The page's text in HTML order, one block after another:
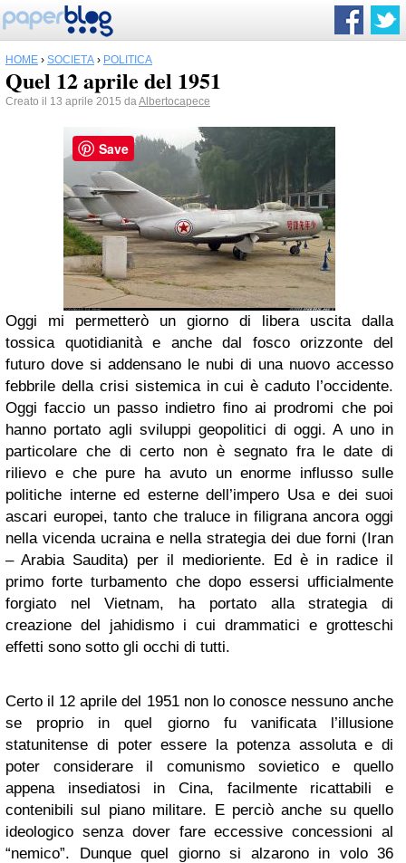
HOME › SOCIETÀ › POLITICA
Quel 12 aprile del 1951
Creato il 13 aprile 2015 daAlbertocapece
Oggi mi permetterò un giorno di libera uscita dalla
tossica quotidianità e anche dal fosco orizzonte del
futuro dove si addensano le nubi di una nuovo accesso
febbrile della crisi sistemica in cui è caduto l’occidente.
Oggi faccio un passo indietro fino ai prodromi che poi
hanno portato agli sviluppi geopolitici di oggi. A uno in
particolare che di certo non è segnato fra le date di
rilievo e che pure ha avuto un enorme influsso sulle
politiche interne ed esterne dell’impero Usa e dei suoi
ascari europei, tanto che traluce in filigrana ancora oggi
nella vicenda ucraina e nella strategia dei due forni (Iran
– Arabia Saudita) per il medioriente. Ed è in radice il
primo forte turbamento che dopo essersi ufficialmente
forgiato nel Vietnam, ha portato alla strategia di
creazione del jahidismo i cui drammatici e grotteschi
effetti sono sotto gli occhi di tutti.
Certo il 12 aprile del 1951 non lo conosce nessuno anche
se proprio in quel giorno fu vanificata l’illusione
statunitense di poter essere la potenza assoluta e di
poter considerare il comunismo sovietico e quello
appena insediatosi in Cina, facilmente ricattabili e
contenibili sul piano militare. E perciò anche su quello
ideologico senza dover fare eccessive concessioni al
“nemico”. Dunque quel giorno si alzarono in volo 36
Save